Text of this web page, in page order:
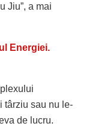
Jiu”, a mai
Energiei.
târziu sau nu le-
de lucru.